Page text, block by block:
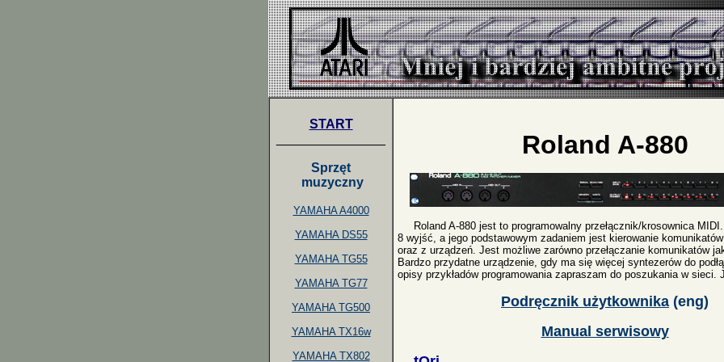
START
Sprzęt
muzyczny
YAMAHA A4000
YAMAHA DS55
YAMAHA TG55
YAMAHA TG77
YAMAHA TG500
YAMAHA TX16w
YAMAHA TX802
Roland A-880
Roland A-880 jest to programowalny przełącznik/krosownica
8 wyjść, a jego podstawowym zadaniem jest kierowanie
oraz z urządzeń. Jest możliwe zarówno przełączanie komunikatów
Bardzo przydatne urządzenie, gdy ma się więcej syntezerów do
opisy przykładów programowania zapraszam do poszukania w sieci.
Podręcznik użytkownika (eng)
Manual serwisowy